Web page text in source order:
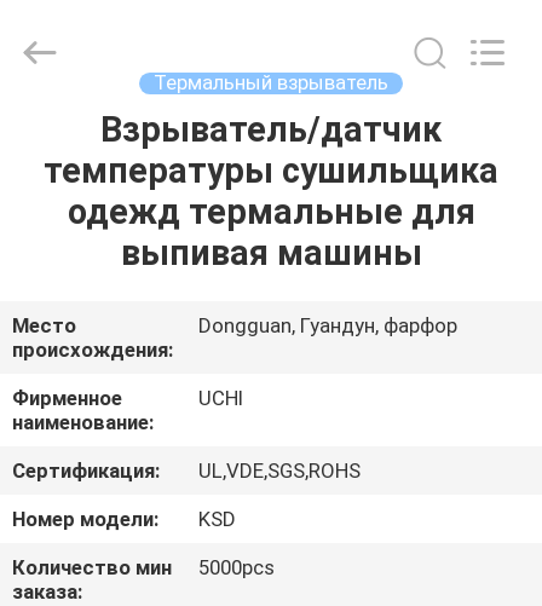
ПРОДУКТЫ
VR
О
НАС
ПУТЕШЕСТВИЕ
ФАБРИКИ
Electronics
Co.,Ltd.
Термальный взрыватель
Взрыватель/датчик
температуры сушильщика
одежд термальные для
выпивая машины
Место
происхождения:
Dongguan, Гуандун, фарфор
Фирменное
наименование:
UCHI
Сертификация:
UL,VDE,SGS,ROHS
Номер модели:
KSD
Количество мин
заказа:
5000pcs